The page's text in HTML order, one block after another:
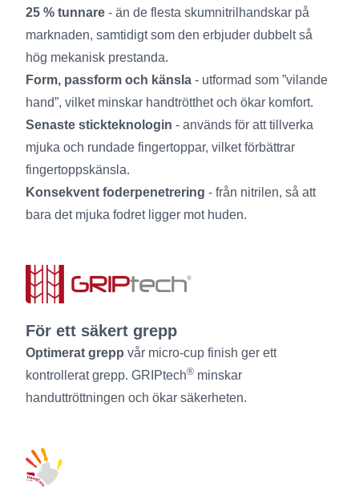
25 % tunnare - än de flesta skumnitrilhandskar på
marknaden, samtidigt som den erbjuder dubbelt så
hög mekanisk prestanda.
Form, passform och känsla - utformad som ”vilande
hand”, vilket minskar handtrötthet och ökar komfort.
Senaste stickteknologin - används för att tillverka
mjuka och rundade fingertoppar, vilket förbättrar
fingertoppskänsla.
Konsekvent foderpenetrering - från nitrilen, så att
bara det mjuka fodret ligger mot huden.
För ett säkert grepp
Optimerat grepp vår micro-cup finish ger ett
kontrollerat grepp. GRIPtech® minskar
handuttröttningen och ökar säkerheten.